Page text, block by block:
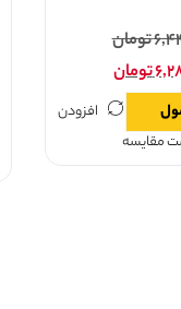
تومان
تومان
افزودن
مقایسه